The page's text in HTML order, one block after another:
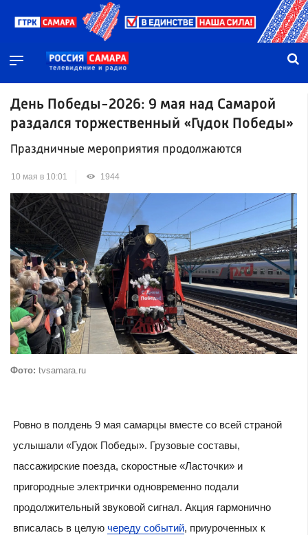
День Победы-2026: 9 мая над Самарой
раздался торжественный «Гудок Победы»
Праздничные мероприятия продолжаются
10 мая в 10:01 1944
Фото: tvsamara.ru
Ровно в полдень 9 мая самарцы вместе со всей страной
услышали «Гудок Победы». Грузовые составы,
пассажирские поезда, скоростные «Ласточки» и
пригородные электрички одновременно подали
продолжительный звуковой сигнал. Акция гармонично
вписалась в целую череду событий, приуроченных к